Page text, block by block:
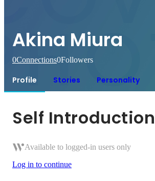
Akina Miura
0Connections0Followers
Profile Stories Personality
Self Introduction
Available to logged-in users only
Log in to continue